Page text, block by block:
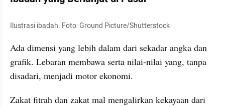
Ilustrasi ibadah. Foto: Ground Picture/Shutterstock
Ada dimensi yang lebih dalam dari sekadar angka dan
grafik. Lebaran membawa serta nilai-nilai yang, tanpa
disadari, menjadi motor ekonomi.
Zakat fitrah dan zakat mal mengalirkan kekayaan dari